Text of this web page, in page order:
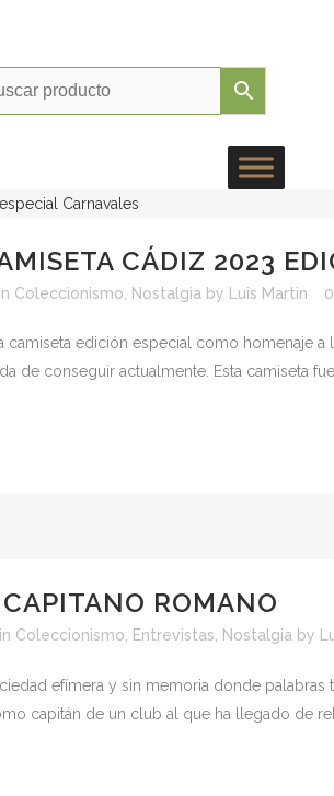
CÁDIZ 2023
in Coleccionismo Nostalgia by Luis Martin
camiseta edición especial como homenaje
de conseguir actualmente. Esta camiseta
ROMANO
in Coleccionismo, Entrevistas, Nostalgia by
efímera y sin memoria donde
capitán de un club al que ha llegado de